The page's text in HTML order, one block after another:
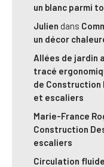
un blanc parmi
Julien dans
un décor
Allées de jardin
tracé
de Construction
et escaliers
Marie-France
Construction
escaliers
Circulation